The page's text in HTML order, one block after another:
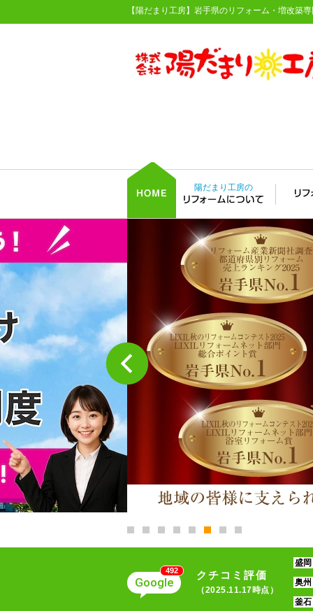
【陽だまり工房】岩手県のリフォーム・増改築
陽だまり工房の
Google
492 クチコミ評価
（2025.11.17時点）
盛岡
奥州
釜石